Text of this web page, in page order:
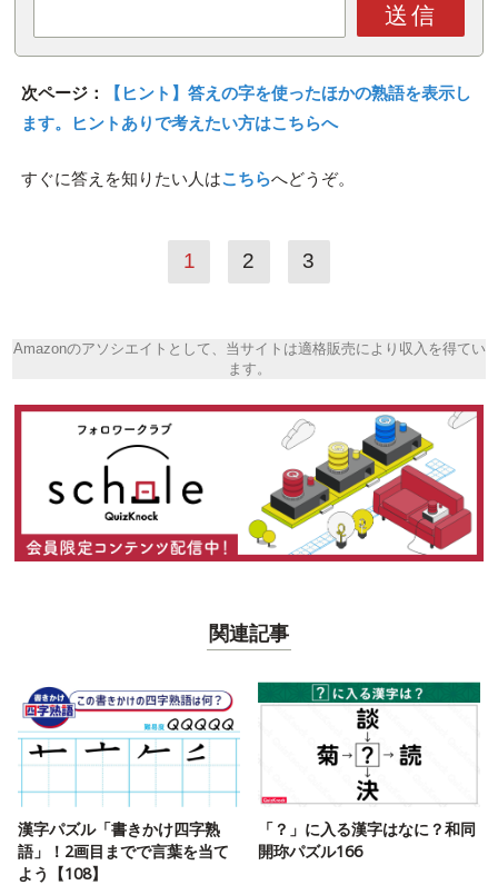
送信
次ページ：
【ヒント】答えの字を使ったほかの熟語を表示し
ます。ヒントありで考えたい方はこちらへ
すぐに答えを知りたい人はこちらへどうぞ。
1 2 3
Amazonのアソシエイトとして、当サイトは適格販売により収入を得てい
ます。
関連記事
漢字パズル「書きかけ四字熟
語」！2画目までで言葉を当て
よう【108】
「？」に入る漢字はなに？和同
開珎パズル166